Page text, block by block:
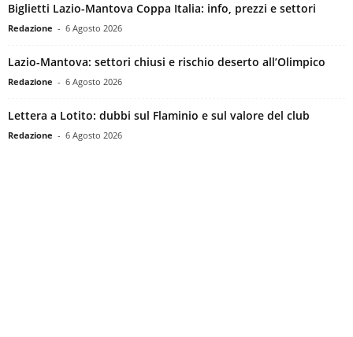
Biglietti Lazio-Mantova Coppa Italia: info, prezzi e settori
Redazione - 6 Agosto 2026
Lazio-Mantova: settori chiusi e rischio deserto all’Olimpico
Redazione - 6 Agosto 2026
Lettera a Lotito: dubbi sul Flaminio e sul valore del club
Redazione - 6 Agosto 2026